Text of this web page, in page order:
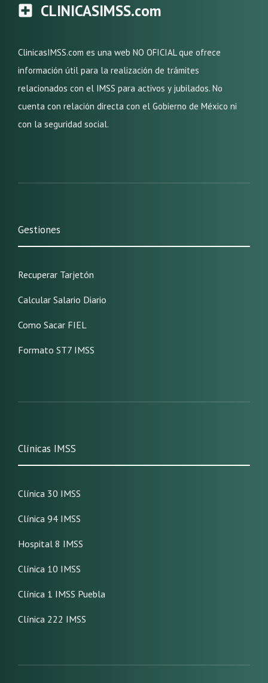
CLINICASIMSS.com
ClinicasIMSS.com es una web NO OFICIAL que ofrece
información útil para la realización de trámites
relacionados con el IMSS para activos y jubilados. No
cuenta con relación directa con el Gobierno de México ni
con la seguridad social.
Gestiones
Recuperar Tarjetón
Calcular Salario Diario
Como Sacar FIEL
Formato ST7 IMSS
Clínicas IMSS
Clínica 30 IMSS
Clínica 94 IMSS
Hospital 8 IMSS
Clínica 10 IMSS
Clínica 1 IMSS Puebla
Clínica 222 IMSS